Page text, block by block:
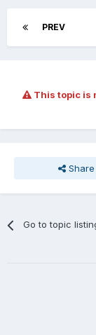
PREV
This topic is
Share
Go to topic